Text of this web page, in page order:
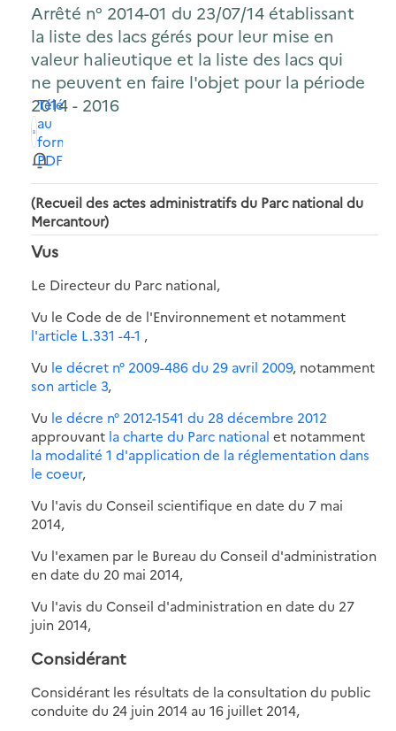
Arrêté n° 2014-01 du 23/07/14 établissant
la liste des lacs gérés pour leur mise en
valeur halieutique et la liste des lacs qui
ne peuvent en faire l'objet pour la période
2014 - 2016
Télécharger
au
format
PDF
(Recueil des actes administratifs du Parc national du
Mercantour)
Vus
Le Directeur du Parc national,
Vu le Code de de l'Environnement et notamment
l'article L.331 -4-1 ,
Vu le décret n° 2009-486 du 29 avril 2009, notamment
son article 3,
Vu le décre n° 2012-1541 du 28 décembre 2012
approuvant la charte du Parc national et notamment
la modalité 1 d'application de la réglementation dans
le coeur,
Vu l'avis du Conseil scientifique en date du 7 mai
2014,
Vu l'examen par le Bureau du Conseil d'administration
en date du 20 mai 2014,
Vu l'avis du Conseil d'administration en date du 27
juin 2014,
Considérant
Considérant les résultats de la consultation du public
conduite du 24 juin 2014 au 16 juillet 2014,